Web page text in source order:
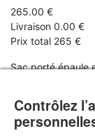
265.00 €
Livraison 0.00 €
Prix total 265 €
Sac porté épaule
Voir l'offre
Contrôlez